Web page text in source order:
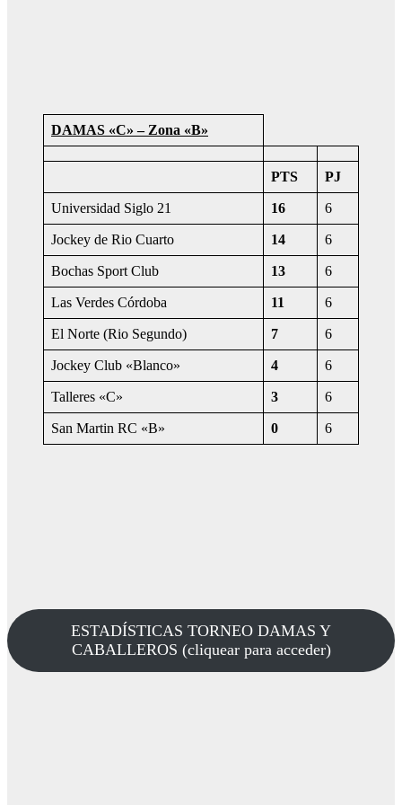
DAMAS «C» – Zona «B»
PTS PJ
Universidad Siglo 21 16 6
Jockey de Rio Cuarto 14 6
Bochas Sport Club 13 6
Las Verdes Córdoba 11 6
El Norte (Rio Segundo) 7 6
Jockey Club «Blanco» 4 6
Talleres «C» 3 6
San Martin RC «B» 0 6
ESTADÍSTICAS TORNEO DAMAS Y
CABALLEROS (cliquear para acceder)